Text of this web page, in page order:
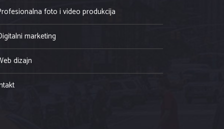
foto i video produkcija
marketing
dizajn